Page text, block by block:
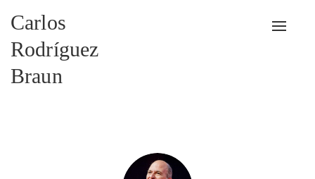
Carlos
Rodríguez
Braun